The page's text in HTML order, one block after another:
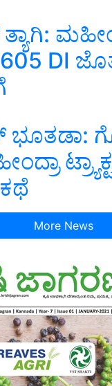
DI
More News